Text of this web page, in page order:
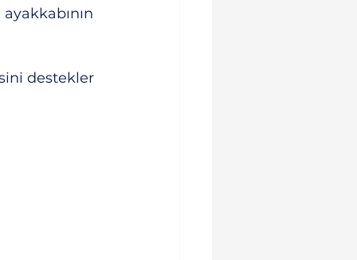
destekler